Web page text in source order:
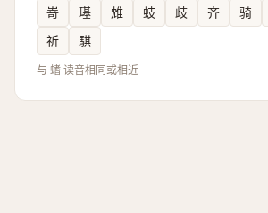
嵜 璂 䧵 蚑 歧 齐 骑
祈
騏
与 螧 读音相同或相近